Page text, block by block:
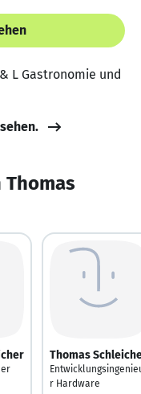
L Gastronomie und
Thomas
r Hardware